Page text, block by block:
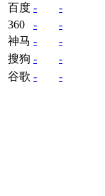
百度 -
-
360
-
-
神马 -
-
搜狗 -
-
谷歌 - -